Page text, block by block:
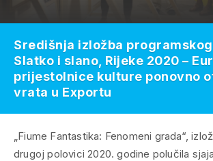
„Fiume Fantastika: Fenomeni grada“,
drugoj polovici 2020. godine polučila
Središnja izložba
Slatko i slano, Rijeke 2020 –
prijestolnice kulture ponovno
vrata u Exportu